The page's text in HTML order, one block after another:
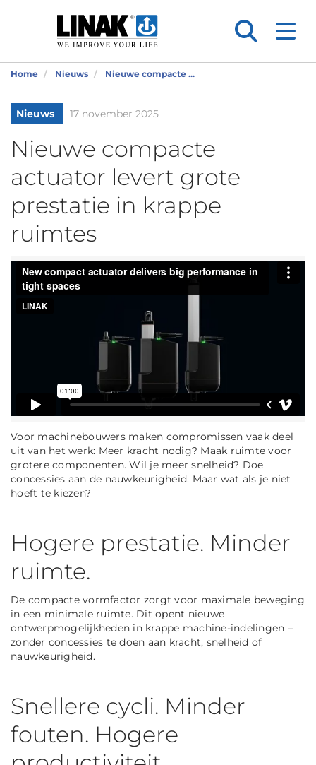
Home Nieuws Nieuwe compacte ...
Nieuws 17 november 2025
Nieuwe compacte
actuator levert grote
prestatie in krappe
ruimtes
Voor machinebouwers maken compromissen vaak deel
uit van het werk: Meer kracht nodig? Maak ruimte voor
grotere componenten. Wil je meer snelheid? Doe
concessies aan de nauwkeurigheid. Maar wat als je niet
hoeft te kiezen?
Hogere prestatie. Minder
ruimte.
De compacte vormfactor zorgt voor maximale beweging
in een minimale ruimte. Dit opent nieuwe
ontwerpmogelijkheden in krappe machine-indelingen –
zonder concessies te doen aan kracht, snelheid of
nauwkeurigheid.
Snellere cycli. Minder
fouten. Hogere